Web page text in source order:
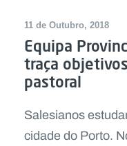
11 de Outubro, 2018
Equipa
traça
pastoral
Salesianos
cidade do Porto.